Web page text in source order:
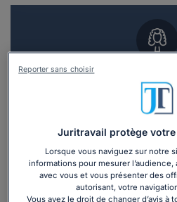
Vous souhaitez un RDV
avocat ?
Recevoir des
3 devis en
Juritravail protège
Lorsque vous naviguez sur notre
informations pour mesurer
avec vous et vous présenter des
autorisant, votre
Vous avez le droit de changer d’avis à
Reporter sans choisir